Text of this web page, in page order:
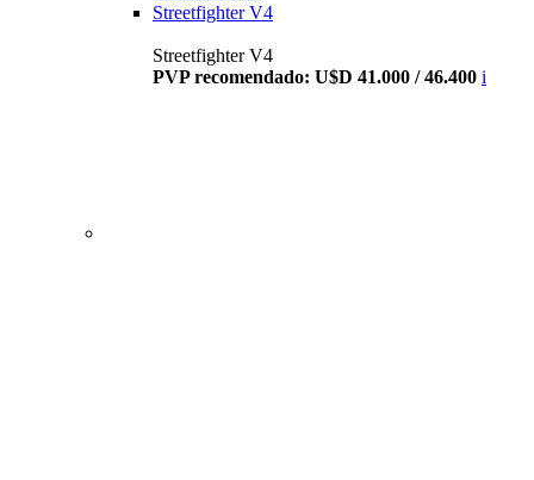
Streetfighter V4
Streetfighter V4
PVP recomendado: U$D 41.000 / 46.400 i